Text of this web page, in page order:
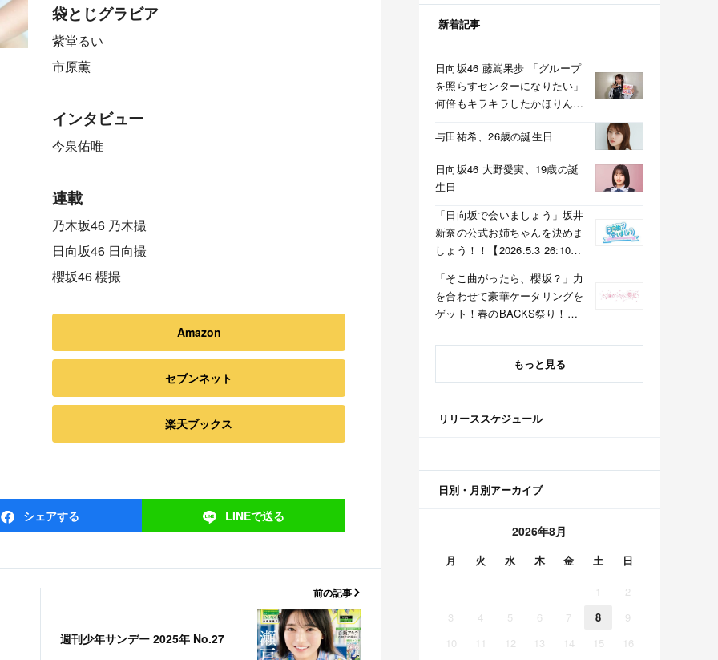
袋とじグラビア
紫堂るい
市原薫
インタビュー
今泉佑唯
連載
乃木坂46 乃木撮
日向坂46 日向撮
櫻坂46 櫻撮
Amazon
セブンネット
楽天ブックス
シェアする LINEで送る
前の記事
週刊少年サンデー 2025年 No.27
新着記事
日向坂46 藤嶌果歩 「グループ
を照らすセンターになりたい」
何倍もキラキラしたかほりんが
与田祐希、26歳の誕生日
日向坂46 大野愛実、19歳の誕
生日
「日向坂で会いましょう」坂井
新奈の公式お姉ちゃんを決めま
しょう！！【2026.5.3 26:10〜
「そこ曲がったら、櫻坂？」力
を合わせて豪華ケータリングを
ゲット！春のBACKS祭り！
京】
もっと見る
リリーススケジュール
日別・月別アーカイブ
2026年8月
月 火 水 木 金 土 日
1
2
3
4 5 6 7 8
9
10
11 12 13 14 15
16